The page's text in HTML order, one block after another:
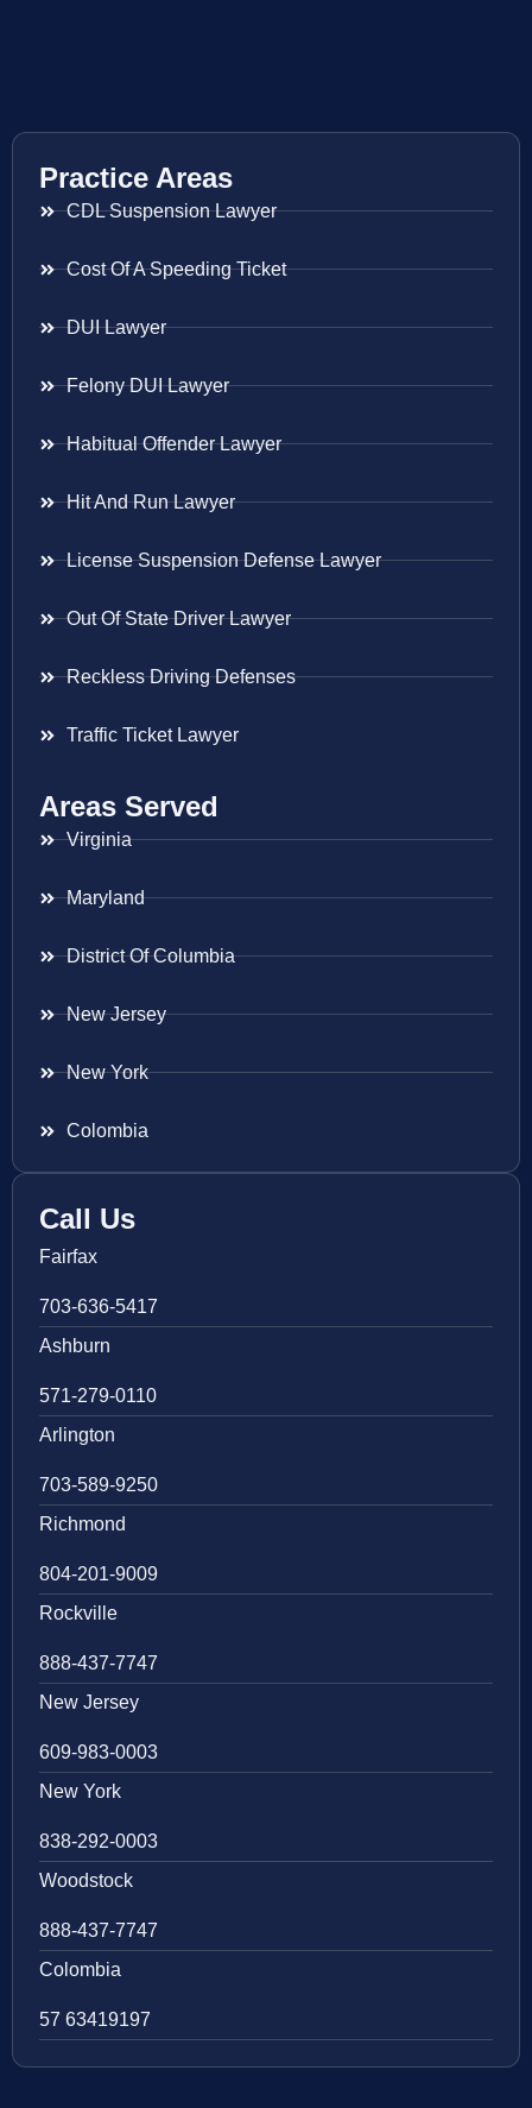
Practice Areas
CDL Suspension Lawyer
Cost Of A Speeding Ticket
DUI Lawyer
Felony DUI Lawyer
Habitual Offender Lawyer
Hit And Run Lawyer
License Suspension Defense Lawyer
Out Of State Driver Lawyer
Reckless Driving Defenses
Traffic Ticket Lawyer
Areas Served
Virginia
Maryland
District Of Columbia
New Jersey
New York
Colombia
Call Us
Fairfax
703-636-5417
Ashburn
571-279-0110
Arlington
703-589-9250
Richmond
804-201-9009
Rockville
888-437-7747
New Jersey
609-983-0003
New York
838-292-0003
Woodstock
888-437-7747
Colombia
57 63419197